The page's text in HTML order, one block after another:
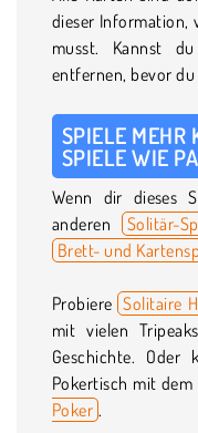
dieser Information,
musst. Kannst
entfernen, bevor du
SPIELE MEHR
SPIELE WIE
Wenn dir dieses
anderen
Solitär-
Brett- und
Probiere Solitaire
mit vielen
Geschichte. Oder
Pokertisch mit
Poker .